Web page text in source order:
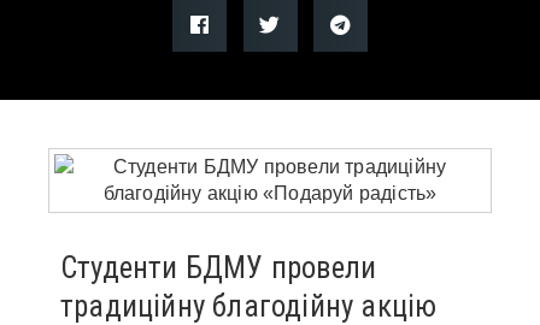
Студенти БДМУ провели
традиційну благодійну акцію